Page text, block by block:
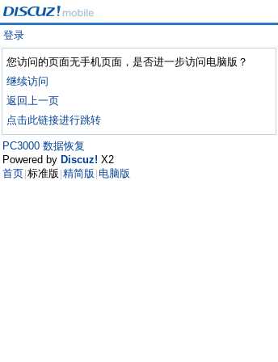
登录
您访问的页面无手机页面，是否进一步访问电脑版？
继续访问
返回上一页
点击此链接进行跳转
PC3000 数据恢复
Powered by Discuz! X2
首页 标准版 精简版 电脑版